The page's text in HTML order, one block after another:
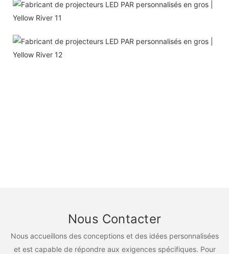
Nous Contacter
Nous accueillons des conceptions et des idées personnalisées
et est capable de répondre aux exigences spécifiques. Pour